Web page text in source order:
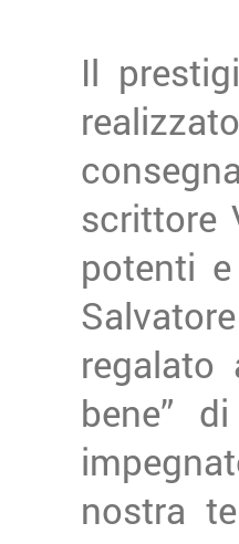
Il
scrittore
potenti
regalato
bene”
nostra